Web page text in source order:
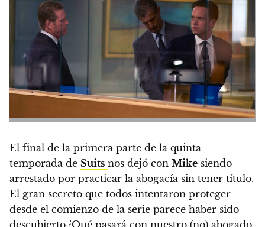
El final de la primera parte de la quinta
temporada de Suits nos dejó con Mike siendo
arrestado por practicar la abogacía sin tener título.
El gran secreto que todos intentaron proteger
desde el comienzo de la serie parece haber sido
descubierto.¿Qué pasará con nuestro (no) abogado